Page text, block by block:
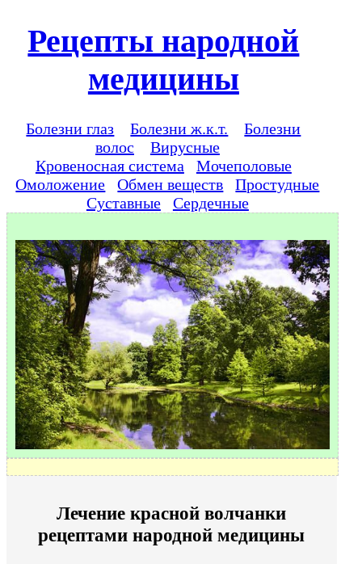
Рецепты народной
медицины
Болезни глаз Болезни ж.к.т.
Болезни
волос
Вирусные
Кровеносная система
Мочеполовые
Омоложение
Обмен веществ
Простудные
Суставные
Сердечные
Лечение красной волчанки
рецептами народной медицины